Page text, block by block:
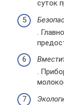
суток
.
.